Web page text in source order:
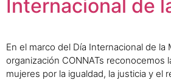
Internacional de
En el marco del Día Internacional de la
organización CONNATs reconocemos
mujeres por la igualdad, la justicia y el